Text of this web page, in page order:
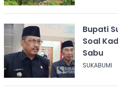
Bupati
Soal
Sabu
SUKABUMI